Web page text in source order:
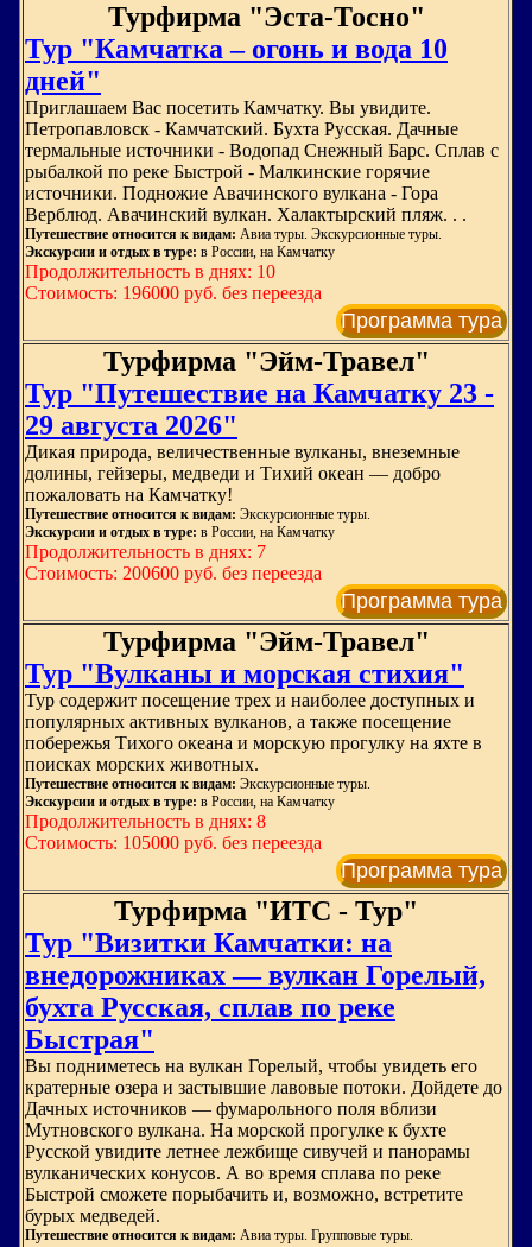
Турфирма "Эста-Тосно"
Тур "Камчатка – огонь и вода 10
дней"
Приглашаем Вас посетить Камчатку. Вы увидите.
Петропавловск - Камчатский. Бухта Русская. Дачные
термальные источники - Водопад Снежный Барс. Сплав с
рыбалкой по реке Быстрой - Малкинские горячие
источники. Подножие Авачинского вулкана - Гора
Верблюд. Авачинский вулкан. Халактырский пляж. . .
Путешествие относится к видам: Авиа туры. Экскурсионные туры.
Экскурсии и отдых в туре: в России, на Камчатку
Продолжительность в днях: 10
Стоимость: 196000 руб. без переезда
Программа тура
Турфирма "Эйм-Травел"
Тур "Путешествие на Камчатку 23 -
29 августа 2026"
Дикая природа, величественные вулканы, внеземные
долины, гейзеры, медведи и Тихий океан — добро
пожаловать на Камчатку!
Путешествие относится к видам: Экскурсионные туры.
Экскурсии и отдых в туре: в России, на Камчатку
Продолжительность в днях: 7
Стоимость: 200600 руб. без переезда
Программа тура
Турфирма "Эйм-Травел"
Тур "Вулканы и морская стихия"
Тур содержит посещение трех и наиболее доступных и
популярных активных вулканов, а также посещение
побережья Тихого океана и морскую прогулку на яхте в
поисках морских животных.
Путешествие относится к видам: Экскурсионные туры.
Экскурсии и отдых в туре: в России, на Камчатку
Продолжительность в днях: 8
Стоимость: 105000 руб. без переезда
Программа тура
Турфирма "ИТС - Тур"
Тур "Визитки Камчатки: на
внедорожниках — вулкан Горелый,
бухта Русская, сплав по реке
Быстрая"
Вы подниметесь на вулкан Горелый, чтобы увидеть его
кратерные озера и застывшие лавовые потоки. Дойдете до
Дачных источников — фумарольного поля вблизи
Мутновского вулкана. На морской прогулке к бухте
Русской увидите летнее лежбище сивучей и панорамы
вулканических конусов. А во время сплава по реке
Быстрой сможете порыбачить и, возможно, встретите
бурых медведей.
Путешествие относится к видам: Авиа туры. Групповые туры.